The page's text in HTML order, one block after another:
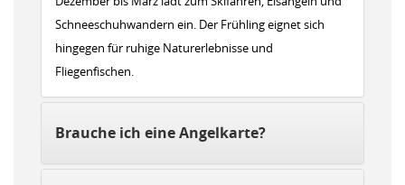
Schneeschuhwandern ein. Der Frühling eignet sich
hingegen für ruhige Naturerlebnisse und
Fliegenfischen.
Brauche ich eine Angelkarte?